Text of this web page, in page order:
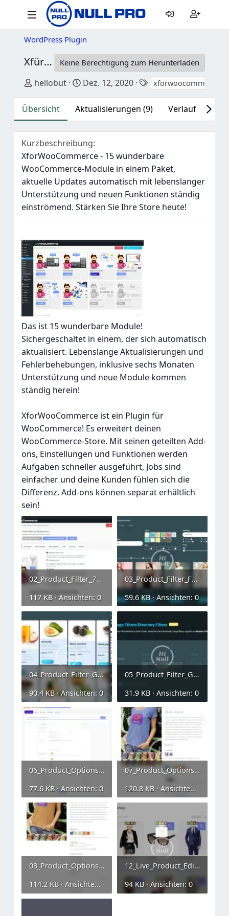
WordPress Plugin
XfürWooCommerce 2.2.4
Keine Berechtigung zum Herunterladen
Autor
hellobut Erstellungsdatum
Dez. 12, 2020 Tags
xforwoocommerce
Übersicht Aktualisierungen (9) Verlauf
Kurzbeschreibung
XforWooCommerce - 15 wunderbare
WooCommerce-Module in einem Paket,
aktuelle Updates automatisch mit lebenslanger
Unterstützung und neuen Funktionen ständig
einströmend. Stärken Sie Ihre Store heute!
Das ist 15 wunderbare Module!
Sichergeschaltet in einem, der sich automatisch
aktualisiert. Lebenslange Aktualisierungen und
Fehlerbehebungen, inklusive sechs Monaten
Unterstützung und neue Module kommen
ständig herein!
XforWooCommerce ist ein Plugin für
WooCommerce! Es erweitert deinen
WooCommerce-Store. Mit seinen geteilten Add-
ons, Einstellungen und Funktionen werden
Aufgaben schneller ausgeführt, Jobs sind
einfacher und deine Kunden fühlen sich die
Differenz. Add-ons können separat erhältlich
sein!
02_Product_Filter_7_Dashboard.webp
117 KB · Ansichten: 0
03_Product_Filter_Fashion.webp
59.6 KB · Ansichten: 0
04_Product_Filter_Green.webp
90.4 KB · Ansichten: 0
05_Product_Filter_Green.webp
31.9 KB · Ansichten: 0
06_Product_Options.webp
77.6 KB · Ansichten: 0
07_Product_Options.webp
120.8 KB · Ansichten: 0
08_Product_Options.webp
114.2 KB · Ansichten: 0
12_Live_Product_Editing.webp
94 KB · Ansichten: 0